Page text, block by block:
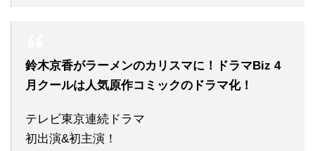
鈴木京香がラーメンのカリスマに！ドラマBiz 4
月クールは人気原作コミックのドラマ化！
テレビ東京連続ドラマ
初出演&初主演！